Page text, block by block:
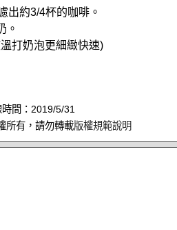
出約3/4杯的咖啡。
。
打奶泡更細緻快速)
時間：2019/5/31
所有，請勿轉載版權規範說明